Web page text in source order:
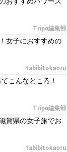
Tripα編集部
女子におすすめの
tabibitokaoru
こんなところ！
Tripα編集部
賀県の女子旅でお
tabibitokaoru